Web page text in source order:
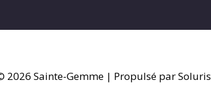
2026 Sainte-Gemme | Propulsé par Soluris